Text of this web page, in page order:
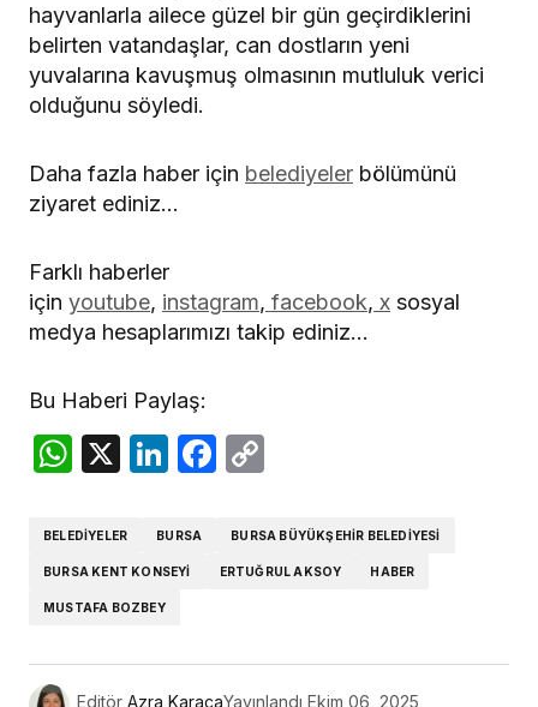
hayvanlarla ailece güzel bir gün geçirdiklerini
belirten vatandaşlar, can dostların yeni
yuvalarına kavuşmuş olmasının mutluluk verici
olduğunu söyledi.
Daha fazla haber için belediyeler bölümünü
ziyaret ediniz…
Farklı haberler
için youtube, instagram, facebook, x sosyal
medya hesaplarımızı takip ediniz…
Bu Haberi Paylaş:
WhatsApp
X LinkedIn
Facebook
BELEDIYELER BURSA BURSA BÜYÜKŞEHIR BELEDIYESI
BURSA KENT KONSEYI ERTUĞRUL AKSOY HABER
MUSTAFA BOZBEY
Editör Azra KaracaYayınlandı Ekim 06, 2025